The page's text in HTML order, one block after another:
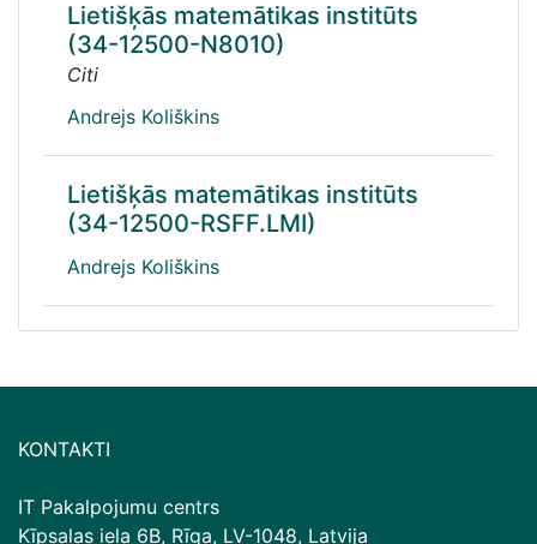
Lietišķās matemātikas institūts
(34-12500-N8010)
Citi
Andrejs Koliškins
Lietišķās matemātikas institūts
(34-12500-RSFF.LMI)
Andrejs Koliškins
KONTAKTI
IT Pakalpojumu centrs
Ķīpsalas iela 6B, Rīga, LV-1048, Latvija